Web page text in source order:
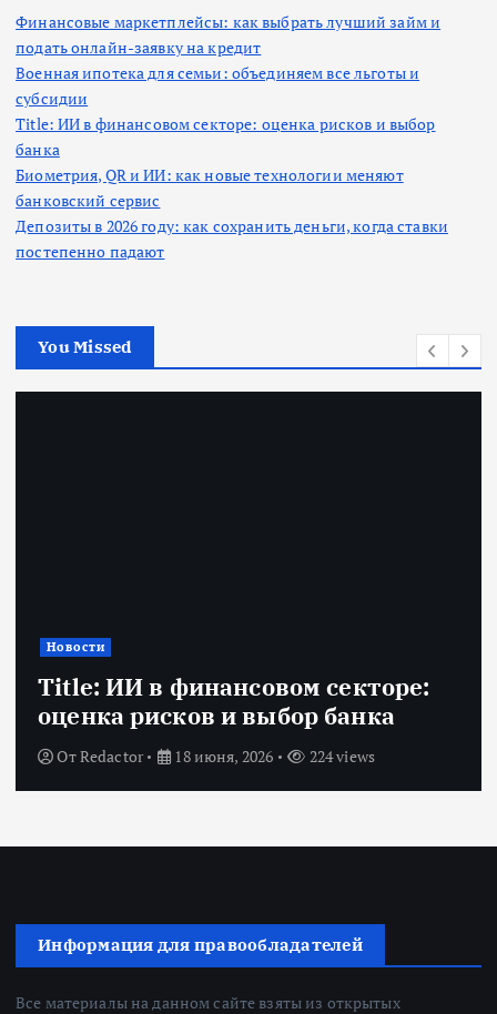
Финансовые маркетплейсы: как выбрать лучший займ и
подать онлайн-заявку на кредит
Военная ипотека для семьи: объединяем все льготы и
субсидии
Title: ИИ в финансовом секторе: оценка рисков и выбор
банка
Биометрия, QR и ИИ: как новые технологии меняют
банковский сервис
Депозиты в 2026 году: как сохранить деньги, когда ставки
постепенно падают
You Missed
Новости
Title: ИИ в финансовом секторе:
оценка рисков и выбор банка
ОтRedactor 18 июня, 2026 224 views
Информация для правообладателей
Все материалы на данном сайте взяты из открытых